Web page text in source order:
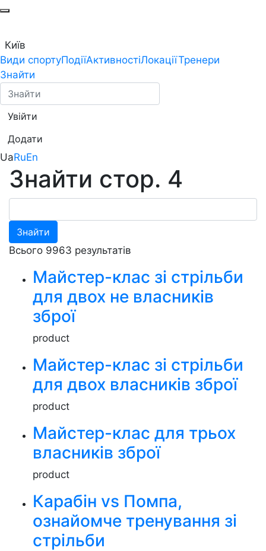
Київ
Види спортуПодіїАктивностіЛокаціїТренери
Знайти
Увійти
Додати
UaRuEn
Знайти стор. 4
Знайти
Всього 9963 результатів
Майстер-клас зі стрільби
для двох не власників
зброї
product
Майстер-клас зі стрільби
для двох власників зброї
product
Майстер-клас для трьох
власників зброї
product
Карабін vs Помпа,
ознайомче тренування зі
стрільби